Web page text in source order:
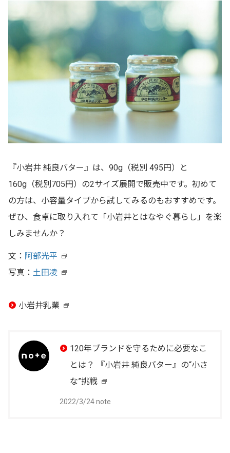
『小岩井 純良バター』は、90g（税別 495円）と
160g（税別705円）の2サイズ展開で販売中です。初めて
の方は、小容量タイプから試してみるのもおすすめです。
ぜひ、食卓に取り入れて「小岩井とはなやぐ暮らし」を楽
しみませんか？
文： 阿部光平
新
し
ウ
ン
写真： 土田凌
新
い
イ
小岩井乳業
新
い
ウ
イ
120年ブランドを守るために必要なこ
とは？ 『小岩井 純良バター』の“小さ
な”挑戦
新
し
2022/3/24 note